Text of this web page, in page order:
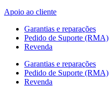
Apoio ao cliente
Garantias e reparações
Pedido de Suporte (RMA)
Revenda
Garantias e reparações
Pedido de Suporte (RMA)
Revenda